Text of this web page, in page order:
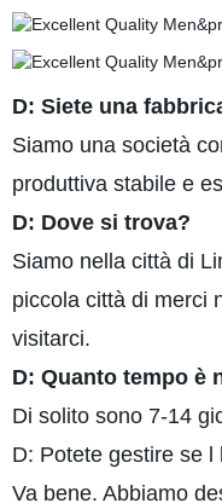
D: Siete una
Siamo una società
produttiva stabile e
D: Dove si trova?
Siamo nella città di
piccola città di merci
visitarci.
D: Quanto tempo è
Di solito sono 7-14
D: Potete gestire se
Va bene. Abbiamo